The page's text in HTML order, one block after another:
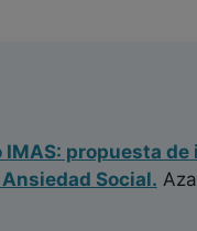
propuesta
Social.